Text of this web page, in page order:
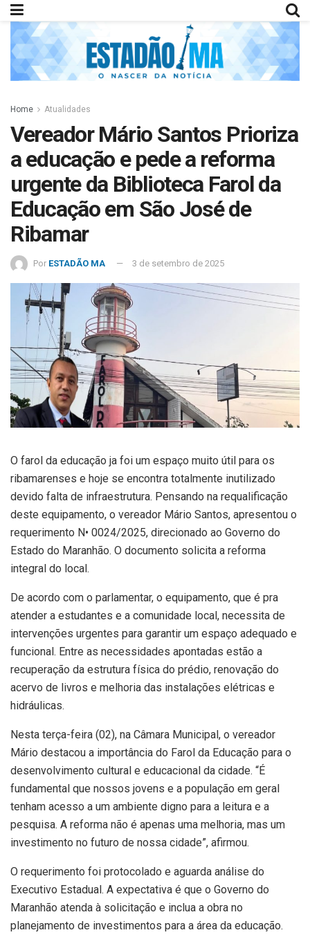
Home Atualidades
Vereador Mário Santos Prioriza
a educação e pede a reforma
urgente da Biblioteca Farol da
Educação em São José de
Ribamar
Por ESTADÃO MA 3 de setembro de 2025
O farol da educação ja foi um espaço muito útil para os
ribamarenses e hoje se encontra totalmente inutilizado
devido falta de infraestrutura. Pensando na requalificação
deste equipamento, o vereador Mário Santos, apresentou o
requerimento N• 0024/2025, direcionado ao Governo do
Estado do Maranhão. O documento solicita a reforma
integral do local.
De acordo com o parlamentar, o equipamento, que é pra
atender a estudantes e a comunidade local, necessita de
intervenções urgentes para garantir um espaço adequado e
funcional. Entre as necessidades apontadas estão a
recuperação da estrutura física do prédio, renovação do
acervo de livros e melhoria das instalações elétricas e
hidráulicas.
Nesta terça-feira (02), na Câmara Municipal, o vereador
Mário destacou a importância do Farol da Educação para o
desenvolvimento cultural e educacional da cidade. “É
fundamental que nossos jovens e a população em geral
tenham acesso a um ambiente digno para a leitura e a
pesquisa. A reforma não é apenas uma melhoria, mas um
investimento no futuro de nossa cidade”, afirmou.
O requerimento foi protocolado e aguarda análise do
Executivo Estadual. A expectativa é que o Governo do
Maranhão atenda à solicitação e inclua a obra no
planejamento de investimentos para a área da educação.